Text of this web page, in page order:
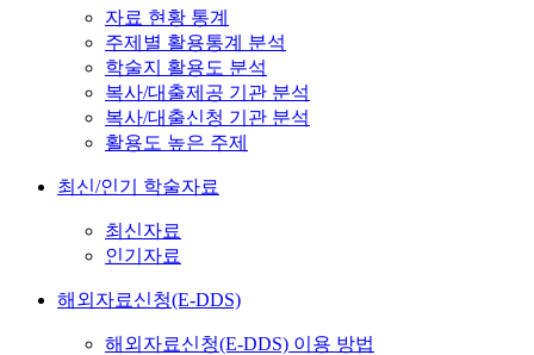
자료 현황 통계
주제별 활용통계 분석
학술지 활용도 분석
복사/대출제공 기관 분석
복사/대출신청 기관 분석
활용도 높은 주제
최신/인기 학술자료
최신자료
인기자료
해외자료신청(E-DDS)
해외자료신청(E-DDS) 이용 방법